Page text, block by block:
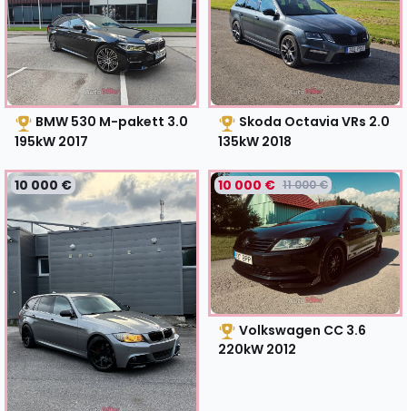
BMW 530 M-pakett 3.0
195kW 2017
Skoda Octavia VRs 2.0
135kW 2018
10 000 € 10 000 € 11 000 €
Volkswagen CC 3.6
220kW 2012